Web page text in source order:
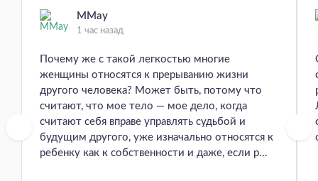
MMay
1 час назад
Почему же с такой легкостью многие
женщины относятся к прерыванию жизни
другого человека? Может быть, потому что
считают, что мое тело — мое дело, когда
считают себя вправе управлять судьбой и
будущим другого, уже изначально относятся к
ребенку как к собственности и даже, если р...